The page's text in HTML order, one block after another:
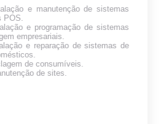
e manutenção de sistemas
POS.
e programação de sistemas
empresariais.
e reparação de sistemas de
de consumíveis.
de sites.